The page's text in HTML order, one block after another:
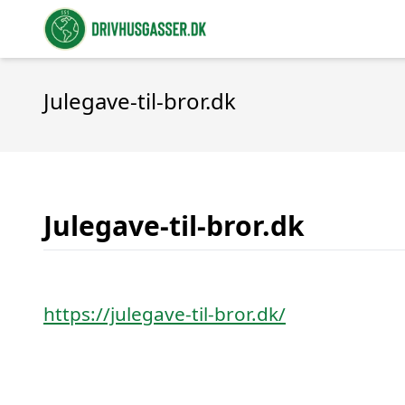
Julegave-til-bror.dk
Julegave-til-bror.dk
https://julegave-til-bror.dk/